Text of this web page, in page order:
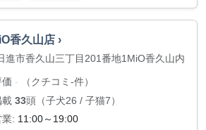
香久山店 ›
進市香久山三丁目201番地1MiO香久山内
-
（クチコミ-件）
33頭（子犬26 / 子猫7）
業: 11:00～19:00